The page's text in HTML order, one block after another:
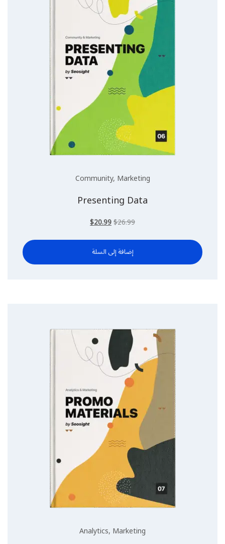
Community, Marketing
Presenting Data
$26.99 السعر
هو:
$26.99.
$20.99 السعر
هو:
إضافة إلى السلة
Analytics, Marketing